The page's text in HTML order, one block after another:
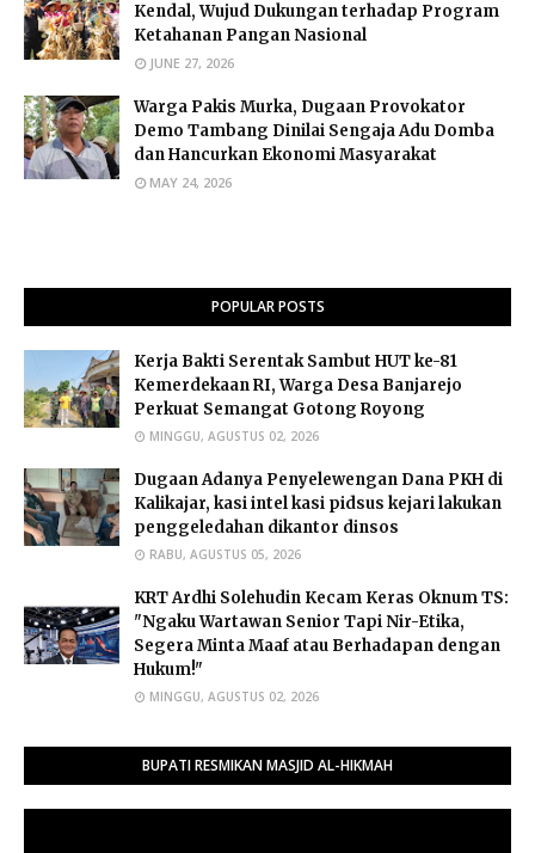
Kendal, Wujud Dukungan terhadap Program
Ketahanan Pangan Nasional
JUNE 27, 2026
Warga Pakis Murka, Dugaan Provokator
Demo Tambang Dinilai Sengaja Adu Domba
dan Hancurkan Ekonomi Masyarakat
MAY 24, 2026
POPULAR POSTS
Kerja Bakti Serentak Sambut HUT ke-81
Kemerdekaan RI, Warga Desa Banjarejo
Perkuat Semangat Gotong Royong
MINGGU, AGUSTUS 02, 2026
Dugaan Adanya Penyelewengan Dana PKH di
Kalikajar, kasi intel kasi pidsus kejari lakukan
penggeledahan dikantor dinsos
RABU, AGUSTUS 05, 2026
​KRT Ardhi Solehudin Kecam Keras Oknum TS:
"Ngaku Wartawan Senior Tapi Nir-Etika,
Segera Minta Maaf atau Berhadapan dengan
Hukum!"
MINGGU, AGUSTUS 02, 2026
BUPATI RESMIKAN MASJID AL-HIKMAH